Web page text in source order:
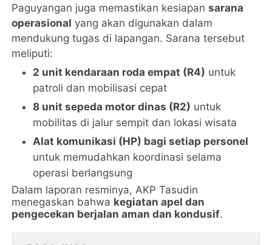
Paguyangan juga memastikan kesiapansarana
operasional yang akan digunakan dalam
mendukung tugas di lapangan. Sarana tersebut
meliputi:
2 unit kendaraan roda empat (R4) untuk
patroli dan mobilisasi cepat
8 unit sepeda motor dinas (R2) untuk
mobilitas di jalur sempit dan lokasi wisata
Alat komunikasi (HP) bagi setiap personel
untuk memudahkan koordinasi selama
operasi berlangsung
Dalam laporan resminya, AKP Tasudin
menegaskan bahwa kegiatan apel dan
pengecekan berjalan aman dan kondusif.